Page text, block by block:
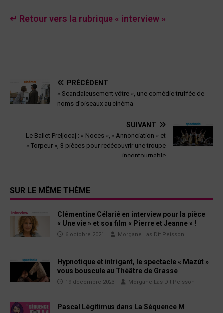
↵ Retour vers la rubrique « interview »
PRÉCÉDENT
« Scandaleusement vôtre », une comédie truffée de
noms d’oiseaux au cinéma
SUIVANT
Le Ballet Preljocaj : « Noces », « Annonciation » et
« Torpeur », 3 pièces pour redécouvrir une troupe
incontournable
SUR LE MÊME THÈME
Clémentine Célarié en interview pour la pièce
« Une vie » et son film « Pierre et Jeanne » !
6 octobre 2021 Morgane Las Dit Peisson
Hypnotique et intrigant, le spectacle « Mazút »
vous bouscule au Théâtre de Grasse
19 décembre 2023 Morgane Las Dit Peisson
Pascal Légitimus dans La Séquence M